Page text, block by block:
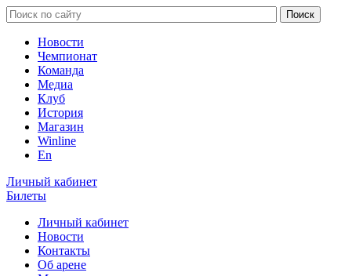
Новости
Чемпионат
Команда
Медиа
Клуб
История
Магазин
Winline
En
Личный кабинет
Билеты
Личный кабинет
Новости
Контакты
Об арене